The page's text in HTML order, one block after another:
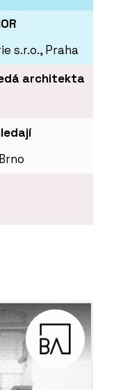
s.r.o., Praha
architekta